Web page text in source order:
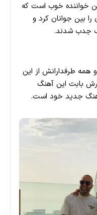
خواننده خوب است که
بین جوانان کرد و
جدب شدند.
منتشر شد و همه طرفدارانش از این
بابت این آهنگ
جدید خود است.